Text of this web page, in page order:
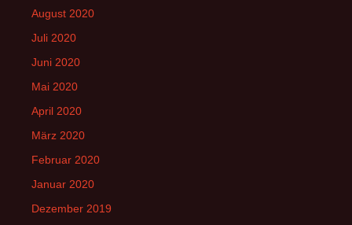
August 2020
Juli 2020
Juni 2020
Mai 2020
April 2020
März 2020
Februar 2020
Januar 2020
Dezember 2019